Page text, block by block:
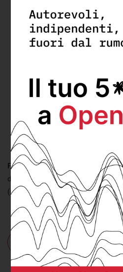
Visualizza
FONTE:elaborazione Agi-
dell'interno
(ultimo aggiornamento: lunedì 8
Cosa: elezione, Focus
Dove:parlamento